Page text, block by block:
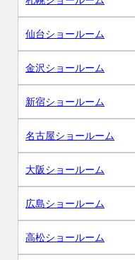
仙台ショールーム
金沢ショールーム
新宿ショールーム
名古屋ショールーム
大阪ショールーム
広島ショールーム
高松ショールーム